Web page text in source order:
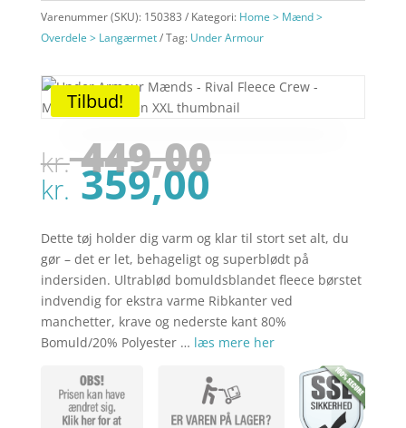
Varenummer (SKU): 150383 Kategori: Home > Mænd >
Overdele > Langærmet
Tag: Under Armour
Tilbud!
kr.449,00Den
var:
kr.
kr.359,00Den
pris
er:
kr.
Dette tøj holder dig varm og klar til stort set alt, du
gør – det er let, behageligt og superblødt på
indersiden. Ultrablød bomuldsblandet fleece børstet
indvendig for ekstra varme Ribkanter ved
manchetter, krave og nederste kant 80%
Bomuld/20% Polyester … læs mere her